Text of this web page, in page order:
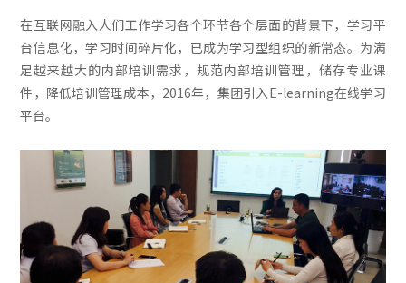
在互联网融入人们工作学习各个环节各个层面的背景下，学习平
台信息化，学习时间碎片化，已成为学习型组织的新常态。为满
足越来越大的内部培训需求，规范内部培训管理，储存专业课
件，降低培训管理成本，2016年，集团引入E-learning在线学习
平台。